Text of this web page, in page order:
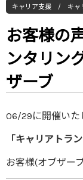
キャリア支援 / キャ
お客様の
ンタリン
ザーブ
06/29に開催いた
「キャリアトラ
お客様(オブザー